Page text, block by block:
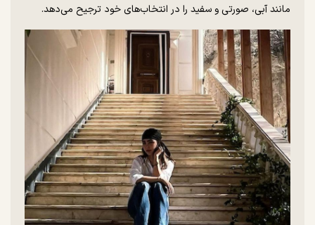
مانند آبی، صورتی و سفید را در انتخاب‌های خود ترجیح می‌دهد.